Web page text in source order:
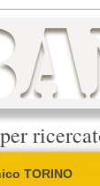
TORINO